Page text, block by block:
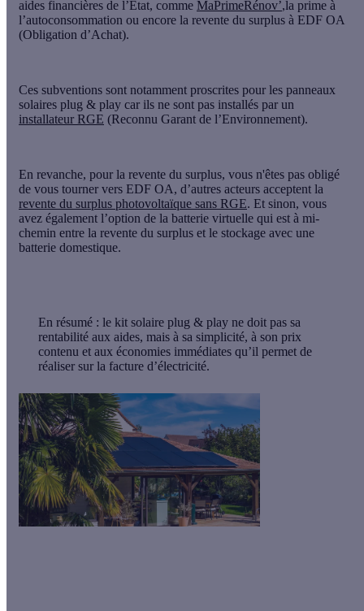
aides financières de l’État, comme MaPrimeRénov’,la prime à
l’autoconsommation ou encore la revente du surplus à EDF OA
(Obligation d’Achat).
Ces subventions sont notamment proscrites pour les panneaux
solaires plug & play car ils ne sont pas installés par un
installateur RGE (Reconnu Garant de l’Environnement).
En revanche, pour la revente du surplus, vous n'êtes pas obligé
de vous tourner vers EDF OA, d’autres acteurs acceptent la
revente du surplus photovoltaïque sans RGE. Et sinon, vous
avez également l’option de la batterie virtuelle qui est à mi-
chemin entre la revente du surplus et le stockage avec une
batterie domestique.
En résumé : le kit solaire plug & play ne doit pas sa
rentabilité aux aides, mais à sa simplicité, à son prix
contenu et aux économies immédiates qu’il permet de
réaliser sur la facture d’électricité.